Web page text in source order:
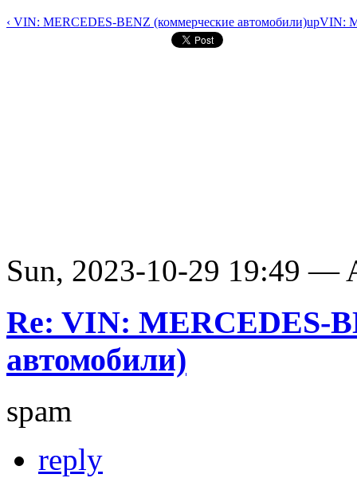
‹ VIN: MERCEDES-BENZ (коммерческие автомобили)upVIN:
Sun, 2023-10-29 19:49 —
Re: VIN: MERCEDES-
автомобили)
spam
reply